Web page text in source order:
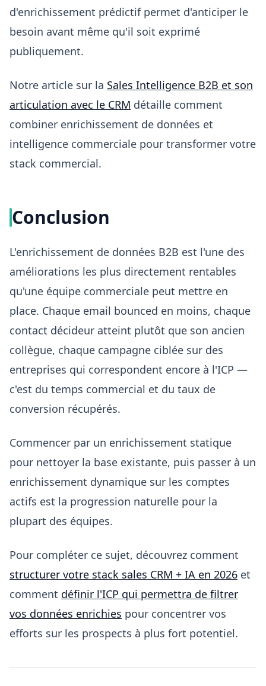
d'enrichissement prédictif permet d'anticiper le
besoin avant même qu'il soit exprimé
publiquement.
Notre article sur la Sales Intelligence B2B et son
articulation avec le CRM détaille comment
combiner enrichissement de données et
intelligence commerciale pour transformer votre
stack commercial.
Conclusion
L'enrichissement de données B2B est l'une des
améliorations les plus directement rentables
qu'une équipe commerciale peut mettre en
place. Chaque email bounced en moins, chaque
contact décideur atteint plutôt que son ancien
collègue, chaque campagne ciblée sur des
entreprises qui correspondent encore à l'ICP —
c'est du temps commercial et du taux de
conversion récupérés.
Commencer par un enrichissement statique
pour nettoyer la base existante, puis passer à un
enrichissement dynamique sur les comptes
actifs est la progression naturelle pour la
plupart des équipes.
Pour compléter ce sujet, découvrez comment
structurer votre stack sales CRM + IA en 2026 et
comment définir l'ICP qui permettra de filtrer
vos données enrichies pour concentrer vos
efforts sur les prospects à plus fort potentiel.